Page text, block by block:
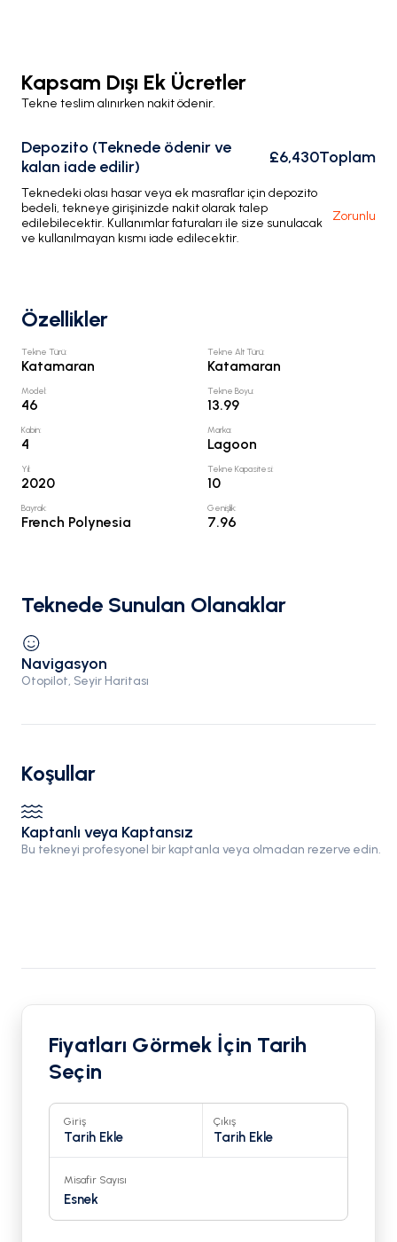
Kapsam Dışı Ek Ücretler
Tekne teslim alınırken nakit ödenir.
Depozito (Teknede ödenir ve
kalan iade edilir)
£6,430Toplam
Teknedeki olası hasar veya ek masraflar için depozito
bedeli, tekneye girişinizde nakit olarak talep
edilebilecektir. Kullanımlar faturaları ile size sunulacak
ve kullanılmayan kısmı iade edilecektir.
Zorunlu
Özellikler
Tekne Türü:
Katamaran
Tekne Alt Türü:
Katamaran
Model:
46
Tekne Boyu:
13.99
Kabin:
4
Marka:
Lagoon
Yıl:
2020
Tekne Kapasitesi:
10
Bayrak:
French Polynesia
Genişlik:
7.96
Teknede Sunulan Olanaklar
Navigasyon
Otopilot, Seyir Haritası
Koşullar
Kaptanlı veya Kaptansız
Bu tekneyi profesyonel bir kaptanla veya olmadan rezerve edin.
Fiyatları Görmek İçin Tarih
Seçin
Giriş
Tarih Ekle
Çıkış
Tarih Ekle
Misafir Sayısı
Esnek